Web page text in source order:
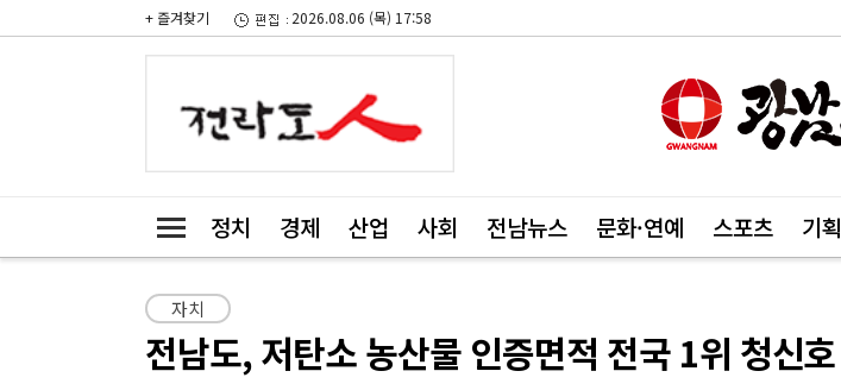
+ 즐겨찾기 2026.08.06 (목) 17:58
정치 경제 산업 사회 전남뉴스 문화·연예 스포츠 기획
자치
전남도, 저탄소 농산물 인증면적 전국 1위 청신호